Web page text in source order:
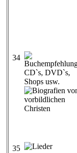
34
35